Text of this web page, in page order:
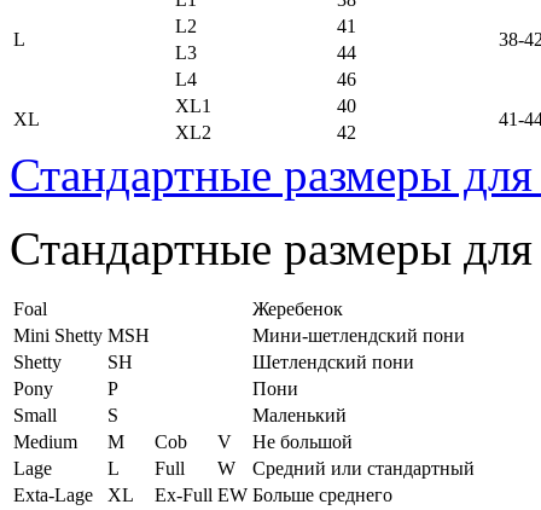
L
38-
L2
41
L3
44
L4
46
XL
XL1 40
41-
XL2 42
Стандартные размеры
Стандартные размеры
Foal
Жеребенок
Mini Shetty MSH
Мини-шетлендский пони
Shetty
SH
Шетлендский пони
Pony
P
Пони
Small
S
Маленький
Medium
M Cob V
Не большой
Lage
L Full W
Средний или стандартный
Exta-Lage
XL Ex-Full EW Больше среднего